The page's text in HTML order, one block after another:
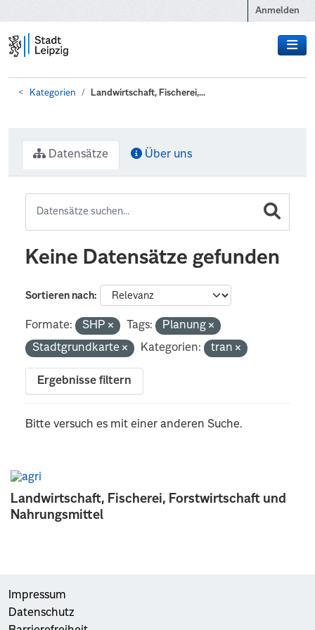
Anmelden
Kategorien Landwirtschaft, Fischerei,...
Landwirtschaft, Fischerei, Forstwirtschaft und
Nahrungsmittel
Datensätze Über uns
Keine Datensätze gefunden
Sortieren nach
Formate: SHP Tags:
Planung
Stadtgrundkarte
Kategorien: tran
Ergebnisse filtern
Bitte versuch es mit einer anderen Suche.
Impressum
Datenschutz